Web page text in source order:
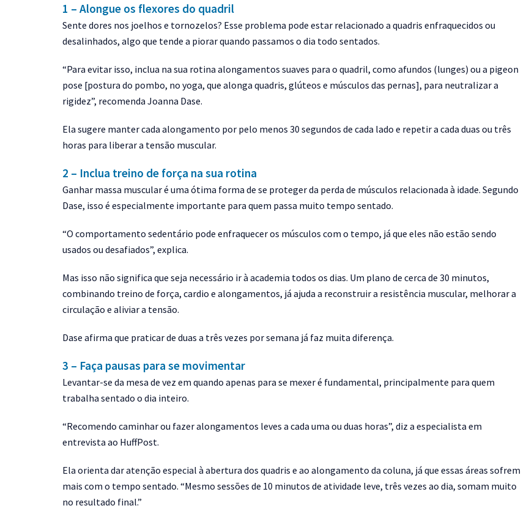
1 – Alongue os flexores do quadril
Sente dores nos joelhos e tornozelos? Esse problema pode estar relacionado a quadris enfraquecidos ou
desalinhados, algo que tende a piorar quando passamos o dia todo sentados.
“Para evitar isso, inclua na sua rotina alongamentos suaves para o quadril, como afundos (lunges) ou a pigeon
pose [postura do pombo, no yoga, que alonga quadris, glúteos e músculos das pernas], para neutralizar a
rigidez”, recomenda Joanna Dase.
Ela sugere manter cada alongamento por pelo menos 30 segundos de cada lado e repetir a cada duas ou três
horas para liberar a tensão muscular.
2 – Inclua treino de força na sua rotina
Ganhar massa muscular é uma ótima forma de se proteger da perda de músculos relacionada à idade. Segundo
Dase, isso é especialmente importante para quem passa muito tempo sentado.
“O comportamento sedentário pode enfraquecer os músculos com o tempo, já que eles não estão sendo
usados ou desafiados”, explica.
Mas isso não significa que seja necessário ir à academia todos os dias. Um plano de cerca de 30 minutos,
combinando treino de força, cardio e alongamentos, já ajuda a reconstruir a resistência muscular, melhorar a
circulação e aliviar a tensão.
Dase afirma que praticar de duas a três vezes por semana já faz muita diferença.
3 – Faça pausas para se movimentar
Levantar-se da mesa de vez em quando apenas para se mexer é fundamental, principalmente para quem
trabalha sentado o dia inteiro.
“Recomendo caminhar ou fazer alongamentos leves a cada uma ou duas horas”, diz a especialista em
entrevista ao HuffPost.
Ela orienta dar atenção especial à abertura dos quadris e ao alongamento da coluna, já que essas áreas sofrem
mais com o tempo sentado. “Mesmo sessões de 10 minutos de atividade leve, três vezes ao dia, somam muito
no resultado final.”